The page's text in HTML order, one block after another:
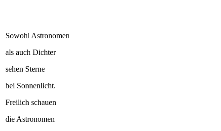
Sowohl Astronomen
als auch Dichter
sehen Sterne
bei Sonnenlicht.
Freilich schauen
die Astronomen